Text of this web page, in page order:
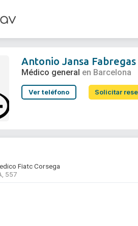
Fabregas
Antonio Jansa Fabregas
Médico general en Barcelona
Ver teléfono Solicitar
Fiatc Corsega
557